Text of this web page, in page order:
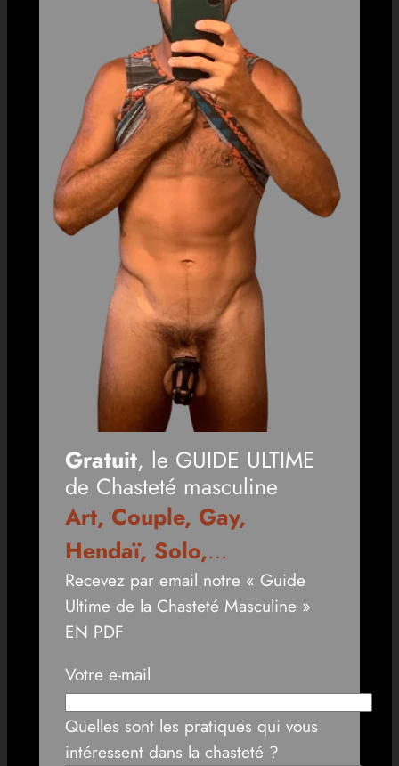
Gratuit, le GUIDE ULTIME
de Chasteté masculine
Art, Couple, Gay,
Hendaï, Solo,…
Recevez par email notre « Guide
Ultime de la Chasteté Masculine »
EN PDF
Votre e-mail
Quelles sont les pratiques qui vous
intéressent dans la chasteté ?